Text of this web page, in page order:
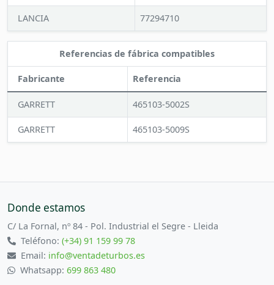
LANCIA 77294710
Referencias de fábrica compatibles
Fabricante Referencia
GARRETT 465103-5002S
GARRETT 465103-5009S
Donde estamos
C/ La Fornal, nº 84 - Pol. Industrial el Segre - Lleida
Teléfono:(+34) 91 159 99 78
Email: info@ventadeturbos.es
Whatsapp: 699 863 480